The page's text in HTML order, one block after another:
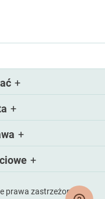
prawa zastrzeżone.